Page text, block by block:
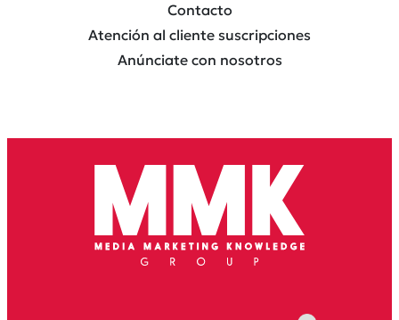
Contacto
Atención al cliente suscripciones
Anúnciate con nosotros